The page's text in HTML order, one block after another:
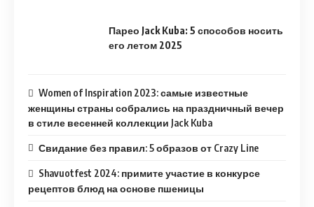
Парео Jack Kuba: 5 способов носить
его летом 2025
Women of Inspiration 2023: самые известные
женщины страны собрались на праздничный вечер
в стиле весенней коллекции Jack Kuba
Свидание без правил: 5 образов от Crazy Line
Shavuotfest 2024: примите участие в конкурсе
рецептов блюд на основе пшеницы